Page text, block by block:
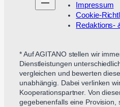
Impressum
Cookie-
Redaktions-
* Auf AGITANO stellen wir
Dienstleistungen
vergleichen und bewerten
unabhängig. Dabei verlinken
Kooperationspartner. Von
gegebenenfalls eine Provision,